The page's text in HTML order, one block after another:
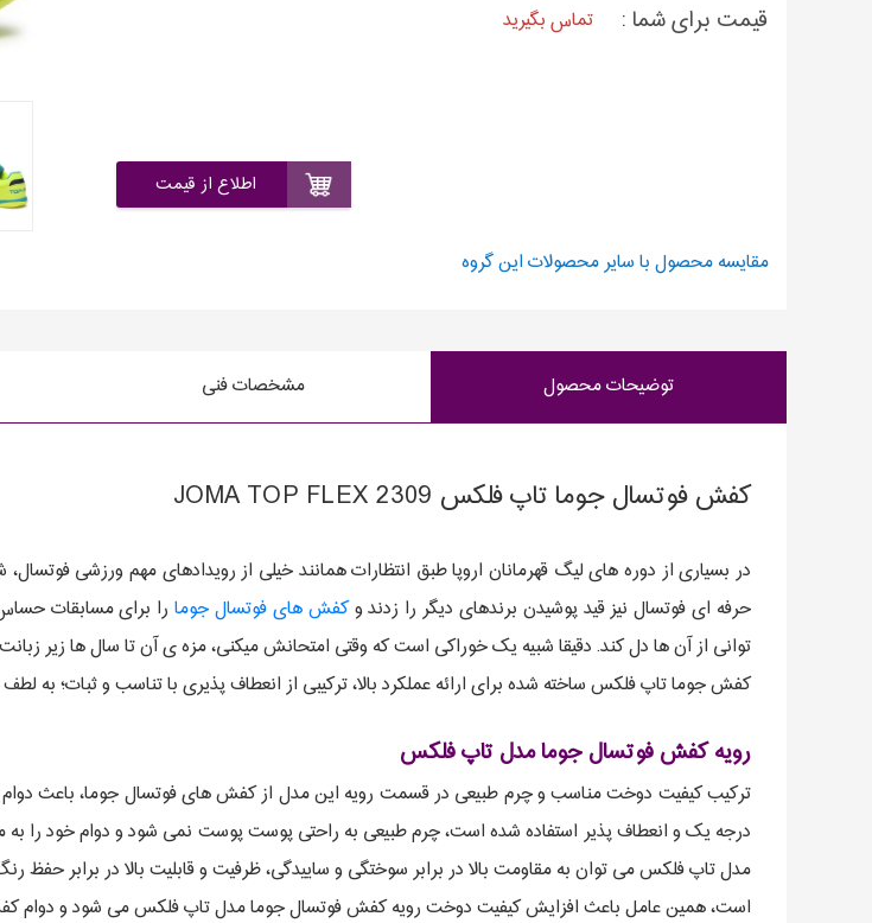
قیمت برای شما : تماس بگیرید
اطلاع از قیمت
مقایسه محصول با سایر محصولات این گروه
توضیحات محصول مشخصات فنی
کفش فوتسال جوما تاپ فلکس JOMA TOP FLEX 2309
حرفه ای فوتسال نیز قید پوشیدن برندهای دیگر را زدند وکفش های فوتسال جوما را برای مسابقات
توانی از آن ها دل کند. دقیقا شبیه یک خوراکی است که وقتی امتحانش میکنی، مزه ی آن تا سال ها زیر
کفش جوما تاپ فلکس ساخته شده برای ارائه عملکرد بالا، ترکیبی از انعطاف پذیری با تناسب و ثبات؛ به
رویه کفش فوتسال جوما مدل تاپ فلکس
ترکیب کیفیت دوخت مناسب و چرم طبیعی در قسمت رویه این مدل از کفش های فوتسال جوما، باعث
درجه یک و انعطاف پذیر استفاده شده است، چرم طبیعی به راحتی پوست پوست نمی شود و دوام خود را
مدل تاپ فلکس می توان به مقاومت بالا در برابر سوختگی و ساییدگی، ظرفیت و قابلیت بالا در برابر حفظ
است، همین عامل باعث افزایش کیفیت دوخت رویه کفش فوتسال جوما مدل تاپ فلکس می شود و دوام